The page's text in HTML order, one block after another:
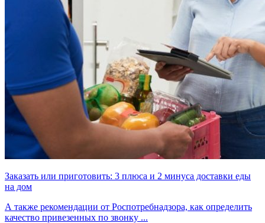
Заказать или приготовить: 3 плюса и 2 минуса доставки еды
на дом
А также рекомендации от Роспотребнадзора, как определить
качество привезенных по звонку ...